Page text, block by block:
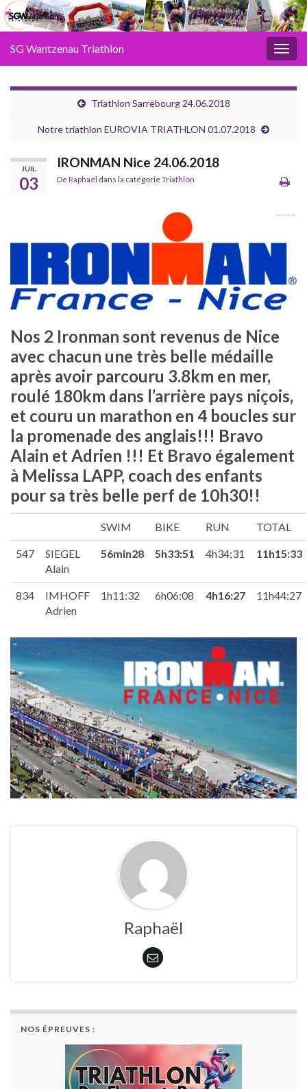
SG Wantzenau Triathlon
Triathlon Sarrebourg 24.06.2018
Notre triathlon EUROVIA TRIATHLON 01.07.2018
JUIL
03
IRONMAN Nice 24.06.2018
DeRaphaël dans la catégorieTriathlon
Nos 2 Ironman sont revenus de Nice
avec chacun une très belle médaille
après avoir parcouru 3.8km en mer,
roulé 180km dans l’arrière pays niçois,
et couru un marathon en 4 boucles sur
la promenade des anglais!!! Bravo
Alain et Adrien !!! Et Bravo également
à Melissa LAPP, coach des enfants
pour sa très belle perf de 10h30!!
SWIM BIKE RUN TOTAL
547
SIEGEL
Alain
56min28 5h33:51 4h34;31 11h15:33
834
IMHOFF
Adrien
1h11:32 6h06:08 4h16:27 11h44:27
Raphaël
NOS ÉPREUVES :